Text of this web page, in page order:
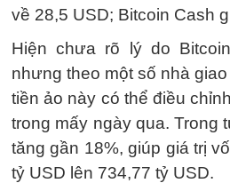
về 28,5 USD; Bitcoin Cash
Hiện chưa rõ lý do
nhưng theo một số nhà
tiền ảo này có thể điều
trong mấy ngày qua. Trong
tăng gần 18%, giúp giá trị
tỷ USD lên 734,77 tỷ USD.